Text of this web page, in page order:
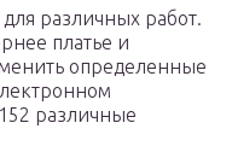
различных работ.
платье и
определенные
различные